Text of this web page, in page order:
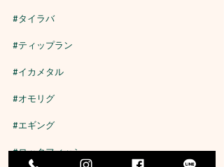
#タイラバ
#ティップラン
#イカメタル
#オモリグ
#エギング
#ロックフィッシュ